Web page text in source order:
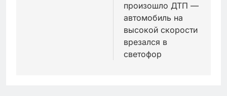
произошло ДТП —
автомобиль на
высокой скорости
врезался в
светофор